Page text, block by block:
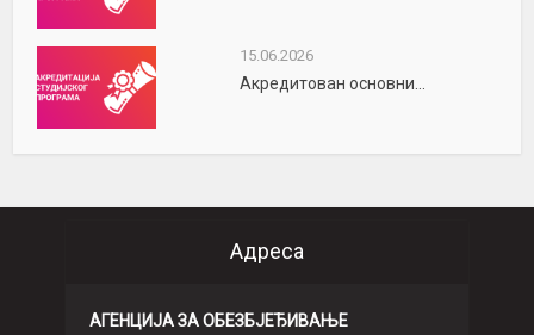
15.06.2026
Акредитован основни...
Адреса
АГЕНЦИЈА ЗА ОБЕЗБЈЕЂИВАЊЕ